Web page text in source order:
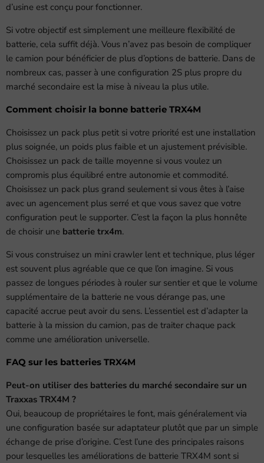
d’usine est conçu pour fonctionner.
Si votre objectif est simplement une meilleure flexibilité de
batterie, cela suffit déjà. Vous n’avez pas besoin de compliquer
le camion pour bénéficier de plus d’options de batterie. Dans de
nombreux cas, passer à une configuration 2S plus propre du
marché secondaire est la mise à niveau la plus utile.
Comment choisir la bonne batterie TRX4M
Choisissez un pack plus petit si votre priorité est une installation
plus soignée, un poids plus faible et un ajustement prévisible.
Choisissez un pack de taille moyenne si vous voulez un
compromis plus équilibré entre autonomie et commodité.
Choisissez un pack plus grand seulement si vous êtes à l’aise
avec un agencement plus serré et que vous savez que votre
configuration peut le supporter. C’est la façon la plus honnête
de choisir une batterie trx4m.
Si vous construisez un mini crawler lent et technique, plus léger
est souvent plus agréable que ce que l’on imagine. Si vous
passez de longues périodes à rouler sur sentier et que le volume
supplémentaire de la batterie ne vous dérange pas, une
capacité accrue peut avoir du sens. L’essentiel est d’adapter la
batterie à la mission du camion, pas de traiter chaque pack
comme une amélioration universelle.
FAQ sur les batteries TRX4M
Peut-on utiliser des batteries du marché secondaire sur un
Traxxas TRX4M ?
Oui, beaucoup de propriétaires le font, mais généralement via
une configuration basée sur adaptateur plutôt que par un simple
échange de prise d’origine. C’est l’une des principales raisons
pour lesquelles les améliorations de batterie TRX4M sont si